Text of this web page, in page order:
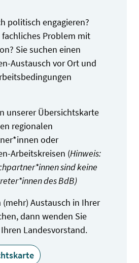
politisch engagieren?
fachliches Problem mit
Sie suchen einen
Austausch vor Ort und
unserer Übersichtskarte
regionalen
oder
Arbeitskreisen (Hinweis:
sind keine
des BdB)
(mehr) Austausch in Ihrer
dann wenden Sie
Landesvorstand.